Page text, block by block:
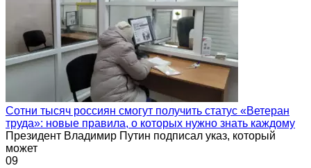
Сотни тысяч россиян смогут получить статус «Ветеран
труда»: новые правила, о которых нужно знать каждому
Президент Владимир Путин подписал указ, который
может
09